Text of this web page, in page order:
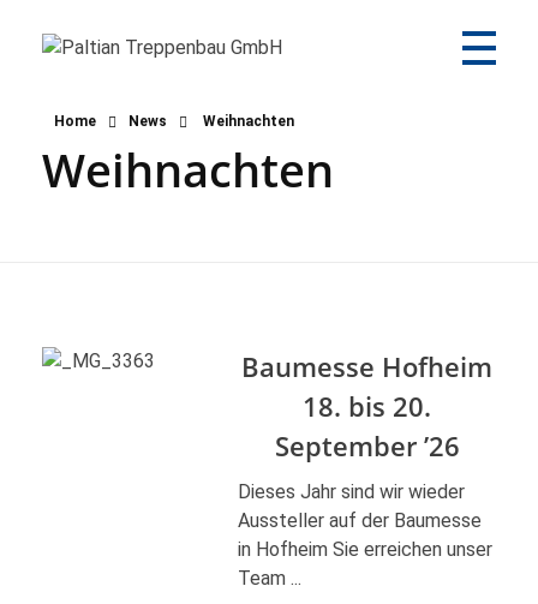
Home News Weihnachten
Weihnachten
Baumesse Hofheim
18. bis 20.
September ’26
Dieses Jahr sind wir wieder
Aussteller auf der Baumesse
in Hofheim Sie erreichen unser
Team ...